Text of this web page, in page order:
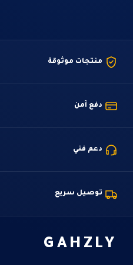
منتجات موثوقة
دفع آمن
دعم فني
توصيل سريع
GAHZLY